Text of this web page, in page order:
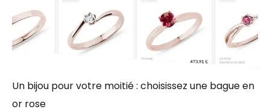
Un bijou pour votre moitié : choisissez une bague en
or rose